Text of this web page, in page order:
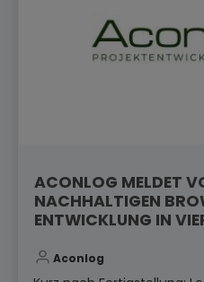
ACONLOG MELDET
NACHHALTIGEN
ENTWICKLUNG IN
Aconlog